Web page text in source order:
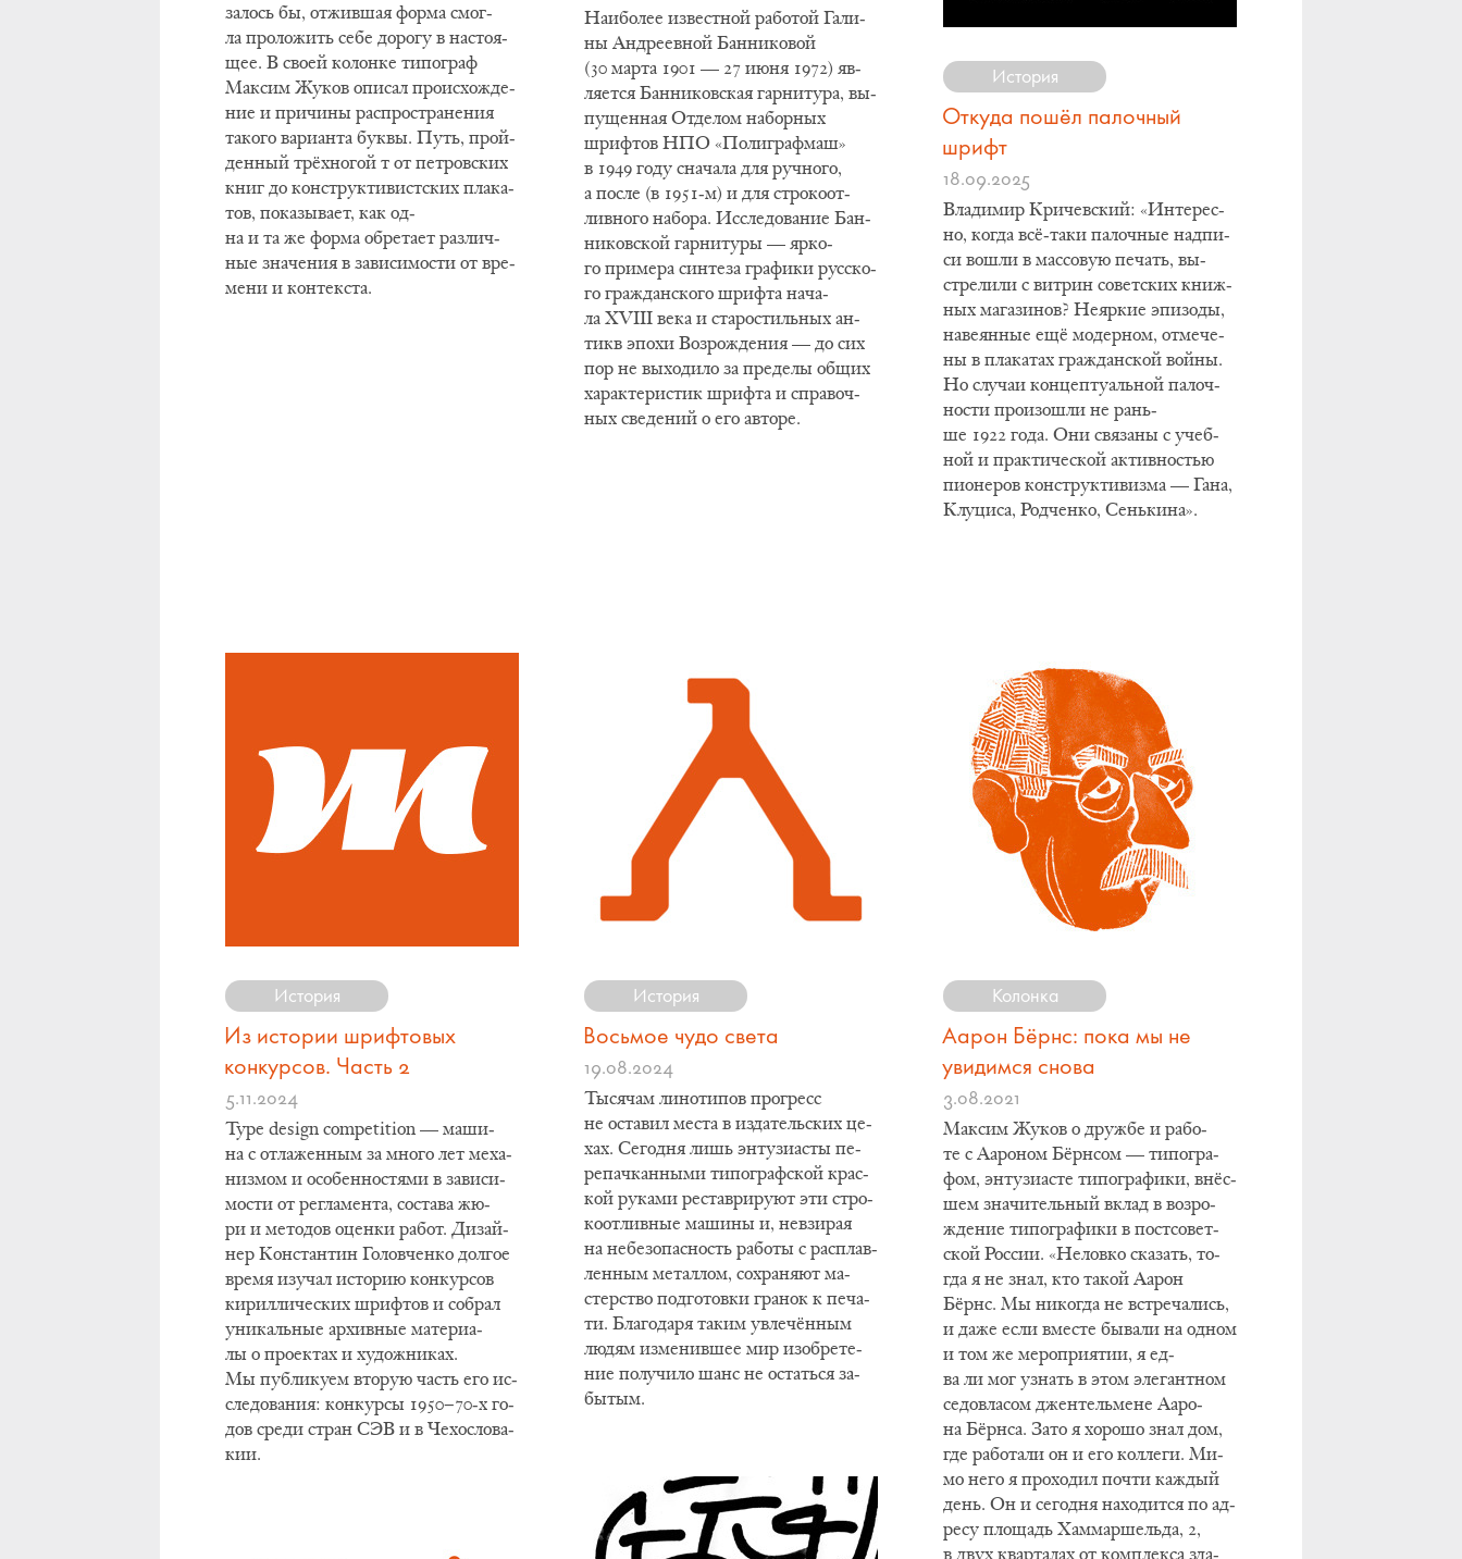
за­лось бы, от­жив­шая фор­ма смог­
ла про­ло­жить се­бе до­ро­гу в на­сто­я­
щее. В сво­ей ко­лон­ке ти­по­граф
Мак­сим Жу­ков опи­сал про­ис­хо­жде­
ние и при­чи­ны рас­про­стра­не­ния
та­ко­го ва­ри­ан­та бук­вы. Путь, прой­
ден­ный трёх­но­гой т от пет­ров­ских
книг до кон­струк­ти­вист­ских пла­ка­
тов, по­ка­зы­ва­ет, как од­
на и та же фор­ма об­ре­та­ет раз­лич­
ные зна­че­ния в за­ви­си­мо­сти от вре­
ме­ни и кон­тек­ста.
​Наи­бо­лее из­вест­ной ра­бо­той Га­ли­
ны Ан­дре­ев­ной Бан­ни­ко­вой
(30 мар­та 1901 — 27 июня 1972) яв­
ля­ет­ся Бан­ни­ков­ская гар­ни­ту­ра, вы­
пу­щен­ная От­де­лом на­бор­ных
шриф­тов НПО «По­ли­граф­маш»
в 1949 го­ду сна­ча­ла для руч­но­го,
а по­сле (в 1951-м) и для стро­ко­от­
лив­но­го на­бо­ра. Ис­сле­до­ва­ние Бан­
ни­ков­ской гар­ни­ту­ры — яр­ко­
го при­ме­ра син­те­за гра­фи­ки рус­ско­
го гра­ждан­ско­го шриф­та на­ча­
ла XVIII ве­ка и ста­ро­стиль­ных ан­
тикв эпо­хи Воз­ро­жде­ния — до сих
пор не вы­хо­ди­ло за пре­де­лы об­щих
ха­рак­те­ри­стик шриф­та и спра­воч­
ных све­де­ний о его ав­то­ре.
История
Откуда пошёл палочный
шрифт
18.09.2025
Вла­ди­мир Кри­чев­ский: «Ин­те­рес­
но, ко­гда всё-та­ки па­лоч­ные над­пи­
си во­шли в мас­со­вую пе­чать, вы­
стре­ли­ли с вит­рин со­вет­ских книж­
ных ма­га­зи­нов? Не­яр­кие эпи­зо­ды,
на­ве­ян­ные ещё мо­дер­ном, от­ме­че­
ны в пла­ка­тах гра­ждан­ской вой­ны.
Но слу­чаи кон­цеп­ту­аль­ной па­лоч­
но­сти про­изо­шли не рань­
ше 1922 го­да. Они свя­за­ны с учеб­
ной и прак­ти­че­ской ак­тив­но­стью
пи­о­не­ров кон­струк­ти­виз­ма — Га­на,
Клу­ци­са, Род­чен­ко, Сень­ки­на».
История
Из истории шрифтовых
конкурсов. Часть 2
5.11.2024
Type design competition — ма­ши­
на с от­ла­жен­ным за мно­го лет ме­ха­
низ­мом и осо­бен­но­стя­ми в за­ви­си­
мо­сти от ре­гла­мен­та, со­ста­ва жю­
ри и ме­то­дов оцен­ки ра­бот. Ди­зай­
нер Кон­стан­тин Го­лов­чен­ко дол­гое
вре­мя изу­чал ис­то­рию кон­кур­сов
ки­рил­ли­че­ских шриф­тов и со­брал
уни­каль­ные ар­хив­ные ма­те­ри­а­
лы о про­ек­тах и ху­дож­ни­ках.
Мы пуб­ли­ку­ем вто­рую часть его ис­
сле­до­ва­ния: кон­кур­сы 1950−70-х го­
дов сре­ди стран СЭВ и в Че­хо­сло­ва­
кии.
История
Восьмое чудо света
19.08.2024
Ты­ся­чам ли­но­ти­пов про­гресс
не оста­вил ме­ста в из­да­тель­ских це­
хах. Се­го­дня лишь эн­ту­зи­а­сты пе­
ре­пач­кан­ны­ми ти­по­граф­ской крас­
кой ру­ка­ми ре­ста­ври­ру­ют эти стро­
ко­от­лив­ные ма­ши­ны и, не­взи­рая
на не­без­опас­ность ра­бо­ты с рас­плав­
лен­ным ме­тал­лом, со­хра­ня­ют ма­
стер­ство под­го­тов­ки гра­нок к пе­ча­
ти. Бла­го­да­ря та­ким увлечён­ным
лю­дям из­ме­нив­шее мир изоб­ре­те­
ние по­лу­чи­ло шанс не остать­ся за­
бы­тым.
Колонка
Аарон Бёрнс: пока мы не
увидимся снова
3.08.2021
Мак­сим Жу­ков о друж­бе и ра­бо­
те с Аа­ро­ном Бёрн­сом — ти­по­гра­
фом, эн­ту­зи­а­сте ти­по­гра­фи­ки, внёс­
шем зна­чи­тель­ный вклад в воз­ро­
жде­ние ти­по­гра­фи­ки в пост­со­вет­
ской Рос­сии. «Не­лов­ко ска­зать, то­
гда я не знал, кто та­кой Аа­рон
Бёрнс. Мы ни­ко­гда не встре­ча­лись,
и да­же если вме­сте бы­ва­ли на од­ном
и том же ме­ро­при­я­тии, я ед­
ва ли мог узнать в этом эле­гант­ном
се­до­вла­сом джен­тель­ме­не Аа­ро­
на Бёрн­са. За­то я хо­ро­шо знал дом,
где ра­бо­та­ли он и его кол­ле­ги. Ми­
мо не­го я про­хо­дил по­чти каж­дый
день. Он и се­го­дня на­хо­дит­ся по ад­
ре­су пло­щадь Хам­мар­шельда, 2,
в двух квар­та­лах от ком­плек­са зда­